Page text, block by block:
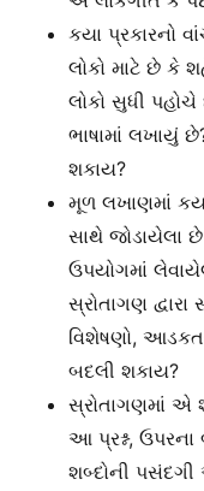
કયા પ્રકારનો
લોકો માટે છે કે
લોકો સુધી
ભાષામાં લખાયું
શકાય?
મૂળ લખાણમાં
સાથે જોડાયેલા
ઉપયોગમાં
સ્રોતાગણ
વિશેષણો,
બદલી શકાય?
સ્રોતાગણમાં એ
આ પ્રશ્ન,
શબ્દોની પસંદગી